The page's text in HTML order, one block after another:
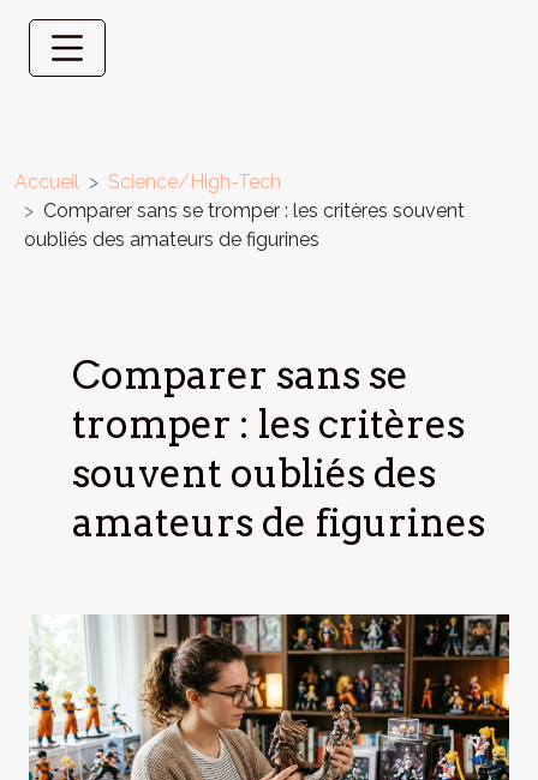
Accueil
Science/High-Tech
Comparer sans se tromper : les critères souvent
oubliés des amateurs de figurines
Comparer sans se
tromper : les critères
souvent oubliés des
amateurs de figurines